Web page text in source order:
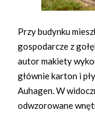
Przy budynku
gospodarcze z
autor makiety
głównie karton i
Auhagen. W
odwzorowane